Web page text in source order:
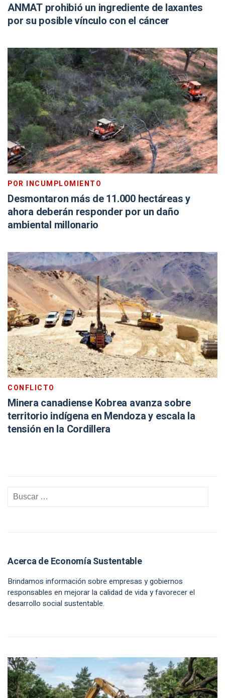
ANMAT prohibió un ingrediente de laxantes
por su posible vínculo con el cáncer
POR INCUMPLOMIENTO
Desmontaron más de 11.000 hectáreas y
ahora deberán responder por un daño
ambiental millonario
CONFLICTO
Minera canadiense Kobrea avanza sobre
territorio indígena en Mendoza y escala la
tensión en la Cordillera
Acerca de Economía Sustentable
Brindamos información sobre empresas y gobiernos
responsables en mejorar la calidad de vida y favorecer el
desarrollo social sustentable.